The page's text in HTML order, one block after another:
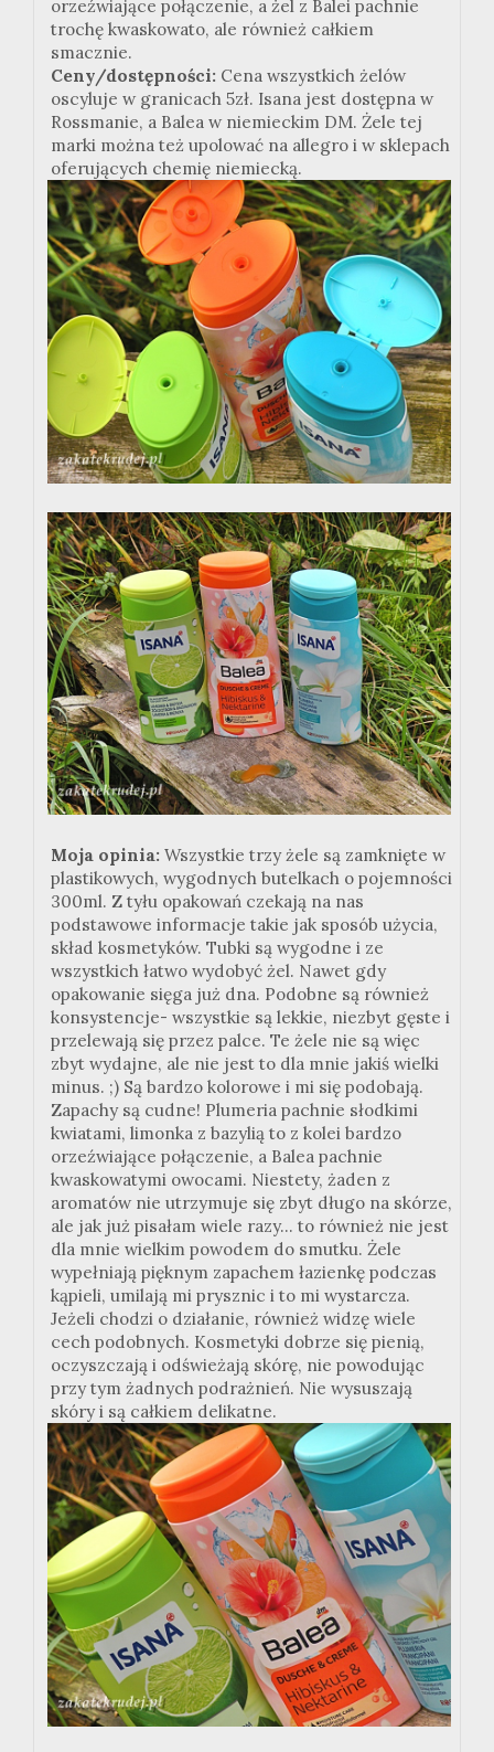
orzeźwiające połączenie, a żel z Balei pachnie
trochę kwaskowato, ale również całkiem
smacznie.
Ceny/dostępności: Cena wszystkich żelów
oscyluje w granicach 5zł. Isana jest dostępna w
Rossmanie, a Balea w niemieckim DM. Żele tej
marki można też upolować na allegro i w sklepach
oferujących chemię niemiecką.
Moja opinia: Wszystkie trzy żele są zamknięte w
plastikowych, wygodnych butelkach o pojemności
300ml. Z tyłu opakowań czekają na nas
podstawowe informacje takie jak sposób użycia,
skład kosmetyków. Tubki są wygodne i ze
wszystkich łatwo wydobyć żel. Nawet gdy
opakowanie sięga już dna. Podobne są również
konsystencje- wszystkie są lekkie, niezbyt gęste i
przelewają się przez palce. Te żele nie są więc
zbyt wydajne, ale nie jest to dla mnie jakiś wielki
minus. ;) Są bardzo kolorowe i mi się podobają.
Zapachy są cudne! Plumeria pachnie słodkimi
kwiatami, limonka z bazylią to z kolei bardzo
orzeźwiające połączenie, a Balea pachnie
kwaskowatymi owocami. Niestety, żaden z
aromatów nie utrzymuje się zbyt długo na skórze,
ale jak już pisałam wiele razy... to również nie jest
dla mnie wielkim powodem do smutku. Żele
wypełniają pięknym zapachem łazienkę podczas
kąpieli, umilają mi prysznic i to mi wystarcza.
Jeżeli chodzi o działanie, również widzę wiele
cech podobnych. Kosmetyki dobrze się pienią,
oczyszczają i odświeżają skórę, nie powodując
przy tym żadnych podrażnień. Nie wysuszają
skóry i są całkiem delikatne.